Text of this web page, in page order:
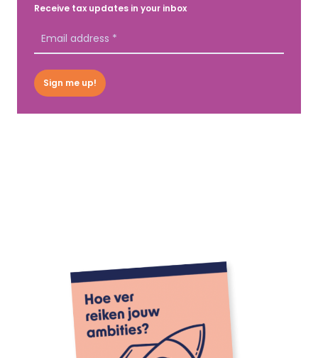
Receive tax updates in your inbox
Sign me up!